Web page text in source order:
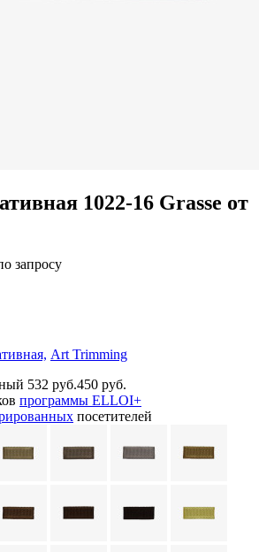
1022-16 Grasse от
запросу
Art Trimming
532 руб.450 руб.
программы ELLOI+
посетителей